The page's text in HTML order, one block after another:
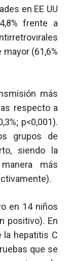
en EE UU
frente a
(61,6%
más
respecto a
p<0,001).
grupos de
siendo la
más
en 14 niños
positivo). En
la hepatitis C
que se